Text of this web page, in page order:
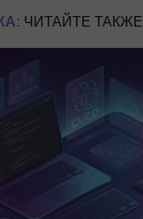
ЧИТАЙТЕ ТАКЖЕ